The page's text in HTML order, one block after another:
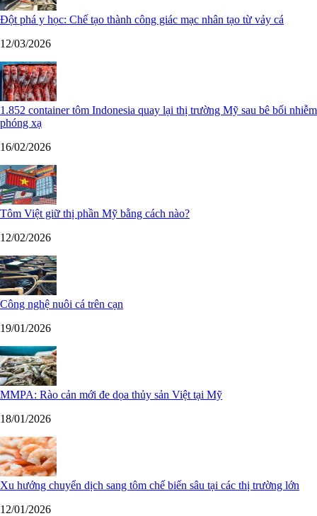
Đột phá y học: Chế tạo thành công giác mạc nhân tạo từ vảy cá
12/03/2026
1.852 container tôm Indonesia quay lại thị trường Mỹ sau bê bối nhiễm
phóng xạ
16/02/2026
Tôm Việt giữ thị phần Mỹ bằng cách nào?
12/02/2026
Công nghệ nuôi cá trên cạn
19/01/2026
MMPA: Rào cản mới đe dọa thủy sản Việt tại Mỹ
18/01/2026
Xu hướng chuyển dịch sang tôm chế biến sâu tại các thị trường lớn
12/01/2026